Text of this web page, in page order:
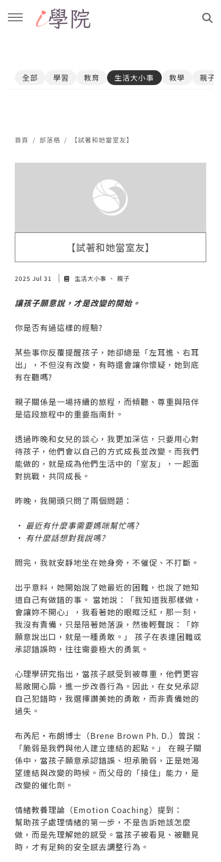
課程介紹
親子共學
公益講座
文章與影音作品
YouTube
媒體報導
全部 學習 教育 生活大小事 教學 親子
首頁 部落格 【試著和她當室友】
【試著和她當室友】
2025 Jul 31 生活大小事 親子
讓孩子願意說，才是改變的開始。
你是否有過這樣的經驗?
某些事你反覆提醒孩子，她卻總是「左耳進、右耳
出」，不但沒有改變，有時還會讓你懷疑，她到底
有在聽嗎?
親子關係是一場持續的旅程，而傾聽、尊重與陪伴
是這段旅程中的重要指南針。
透過昨晚和女兒的談心，我更加深信，只要用心對
待孩子，他們會以自己的方式成長並改變。而我們
能做的，就是成為他們生活中的「室友」，一起面
對挑戰，共同成長。
昨晚，我開頭只問了兩個問題：
• 最近有什麼事需要媽咪幫忙嗎?
• 有什麼話想對我說嗎?
問完，我就安靜地坐在她身旁，不催促、不打斷。
出乎意料，她開始說了她最近的困難，也說了她知
道自己有做錯的事。 當她說：「我知道我那樣做，
會讓妳不開心」，我看著她的眼眶泛紅，那一刻，
我沒有責備，只是陪著她落淚，然後輕聲說：「妳
願意說出口，就是一種勇敢。」 孩子在表達困難或
承認錯誤時，往往需要極大的勇氣。
心理學研究指出，當孩子感受到被尊重，他們更容
易敞開心扉，進一步改善行為。因此，在女兒承認
自己犯錯時，我選擇讚美她的勇敢，而非責備她的
過失。
布芮尼‧布朗博士（Brene Brown Ph. D.）曾說：
「脆弱是我們與他人建立連結的起點。」 在親子關
係中，當孩子願意承認錯誤、坦承脆弱，正是她渴
望連結與改變的時候。而父母的「接住」能力，是
改變的催化劑。
情緒教養理論（Emotion Coaching）提到：
幫助孩子處理情緒的第一步，不是告訴她該怎麼
做，而是先理解她的感受。當孩子被看見、被聽見
時，才有足夠的安全感去調整行為。